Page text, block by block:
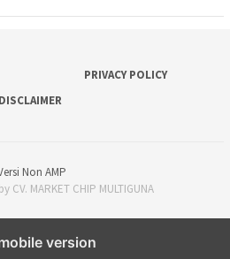
PRIVACY POLICY
DISCLAIMER
Non AMP
CV. MARKET CHIP MULTIGUNA
version